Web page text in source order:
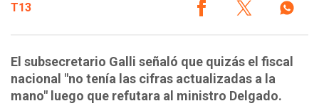
T13
El subsecretario Galli señaló que quizás el fiscal
nacional "no tenía las cifras actualizadas a la
mano" luego que refutara al ministro Delgado.